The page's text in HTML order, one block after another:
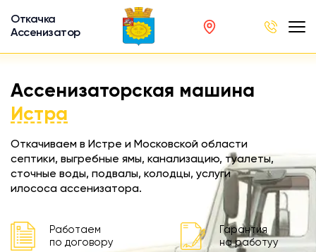
Откачка
Ассенизатор
Ассенизаторская машина
Истра
Откачиваем в Истре и Московской области
септики, выгребные ямы, канализацию, туалеты,
сточные воды, подвалы, колодцы, услуги
илососа ассенизатора.
Работаем
по договору
Гарантия
на работуу